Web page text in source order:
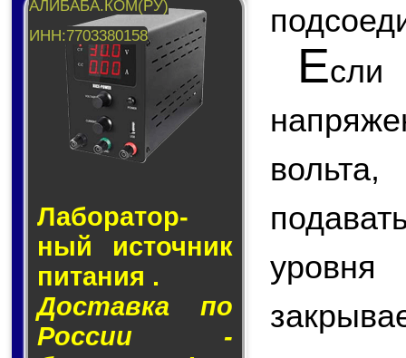
Лаборатор­
ный ис­точ­ник
пи­та­ния .
Доставка по
России -
Е